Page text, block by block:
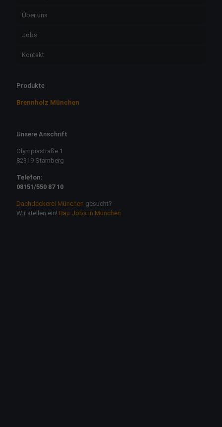
Über uns
Jobs
Kontakt
Produkte
Brennholz München
Unsere Anschrift
Olympiastraße 1
82319 Starnberg
Telefon:
08151/550 87 10
Dachdeckerei München gesucht?
Wir stellen ein! Bau Jobs in München